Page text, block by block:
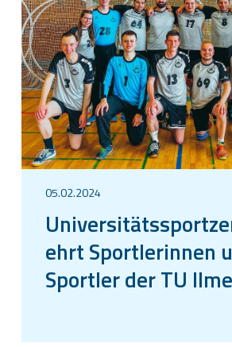
05.02.2024
ehrt Sportlerinnen
Sportler der TU